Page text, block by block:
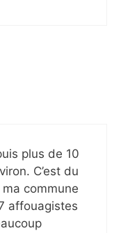
plus de 10
C’est du
commune
affouagistes